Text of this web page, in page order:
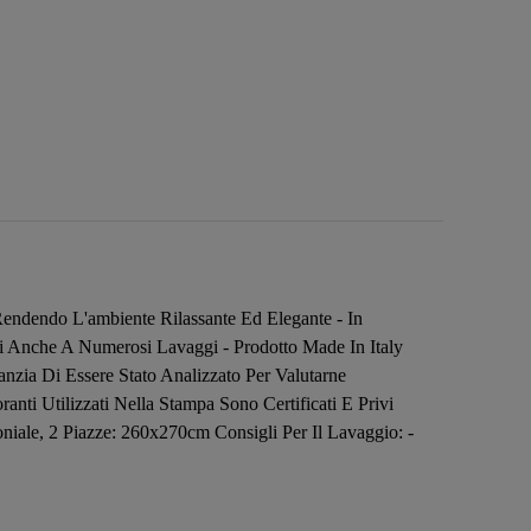
L'ambiente Rilassante Ed Elegante - In
A Numerosi Lavaggi - Prodotto Made In Italy
Di Essere Stato Analizzato Per Valutarne
Utilizzati Nella Stampa Sono Certificati E Privi
2 Piazze: 260x270cm Consigli Per Il Lavaggio: -